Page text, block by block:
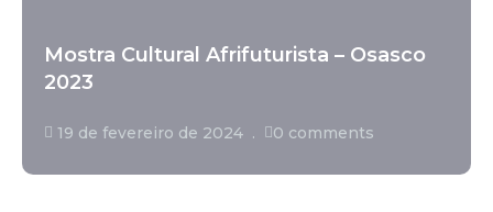
Mostra Cultural Afrifuturista – Osasco
2023
19 de fevereiro de 2024 0 comments